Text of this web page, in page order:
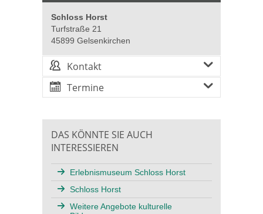
Schloss Horst
Turfstraße 21
45899 Gelsenkirchen
Kontakt
Termine
DAS KÖNNTE SIE AUCH
INTERESSIEREN
Erlebnismuseum Schloss Horst
Schloss Horst
Weitere Angebote kulturelle